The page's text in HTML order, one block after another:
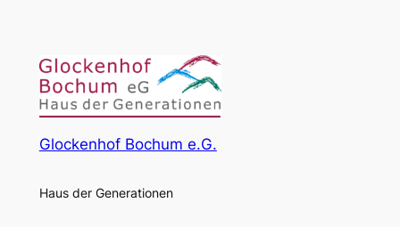
Glockenhof Bochum e.G.
Haus der Generationen